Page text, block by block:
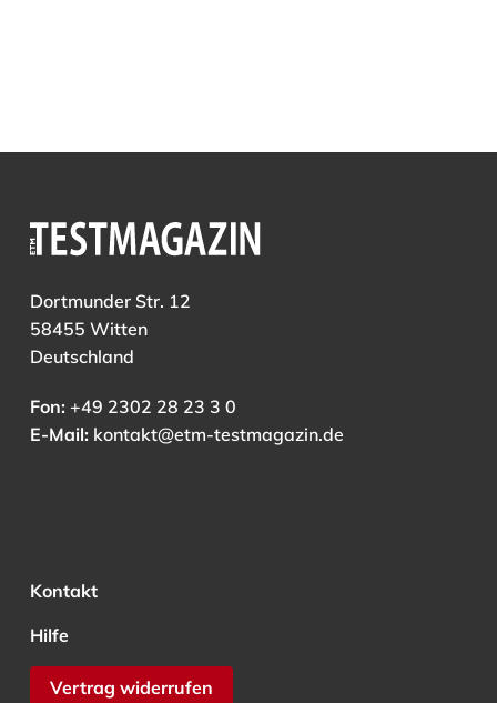
Dortmunder Str. 12
58455 Witten
Deutschland
Fon:+49 2302 28 23 3 0
E-Mail: kontakt@etm-testmagazin.de
Kontakt
Hilfe
Vertrag widerrufen